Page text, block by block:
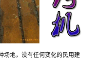
场地，没有任何变化的民用建